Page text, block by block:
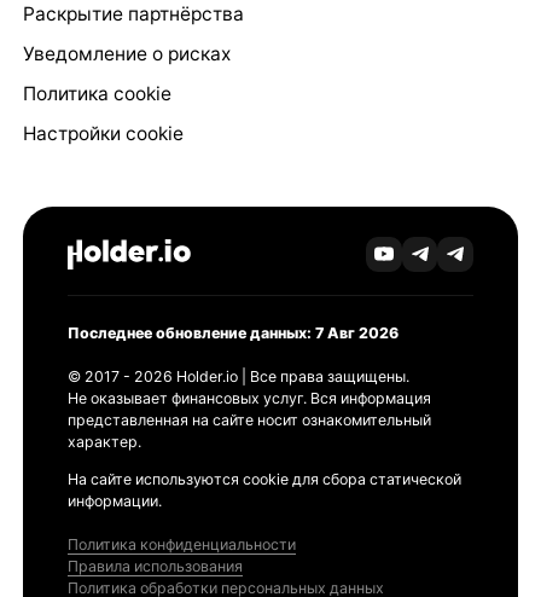
Раскрытие партнёрства
Уведомление о рисках
Политика cookie
Настройки cookie
Последнее обновление данных: 7 Авг 2026
© 2017 - 2026 Holder.io | Все права защищены.
Не оказывает финансовых услуг. Вся информация
представленная на сайте носит ознакомительный
характер.
На сайте используются cookie для сбора статической
информации.
Политика конфиденциальности
Правила использования
Политика обработки персональных данных